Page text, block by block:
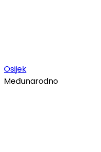
Osijek
Međunarodno